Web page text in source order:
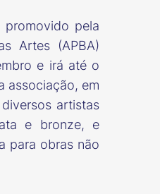
promovido pela
Artes (APBA)
e irá até o
associação, em
artistas
e bronze, e
para obras não